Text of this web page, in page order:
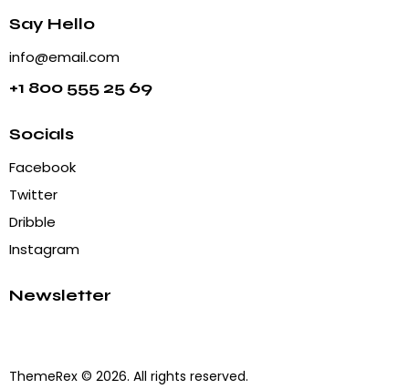
Say Hello
info@email.com
+1 800 555 25 69
Socials
Facebook
Twitter
Dribble
Instagram
Newsletter
ThemeRex © 2026. All rights reserved.